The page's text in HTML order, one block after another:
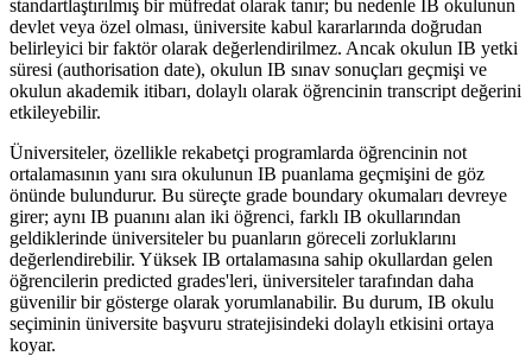
standartlaştırılmış bir müfredat olarak tanır; bu nedenle IB okulunun
devlet veya özel olması, üniversite kabul kararlarında doğrudan
belirleyici bir faktör olarak değerlendirilmez. Ancak okulun IB yetki
süresi (authorisation date), okulun IB sınav sonuçları geçmişi ve
okulun akademik itibarı, dolaylı olarak öğrencinin transcript değerini
etkileyebilir.
Üniversiteler, özellikle rekabetçi programlarda öğrencinin not
ortalamasının yanı sıra okulunun IB puanlama geçmişini de göz
önünde bulundurur. Bu süreçte grade boundary okumaları devreye
girer; aynı IB puanını alan iki öğrenci, farklı IB okullarından
geldiklerinde üniversiteler bu puanların göreceli zorluklarını
değerlendirebilir. Yüksek IB ortalamasına sahip okullardan gelen
öğrencilerin predicted grades'leri, üniversiteler tarafından daha
güvenilir bir gösterge olarak yorumlanabilir. Bu durum, IB okulu
seçiminin üniversite başvuru stratejisindeki dolaylı etkisini ortaya
koyar.